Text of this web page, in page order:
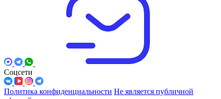
Соцсети
Политика конфиденциальности Не является публичной